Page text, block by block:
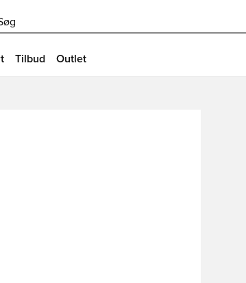
Tilbud Outlet